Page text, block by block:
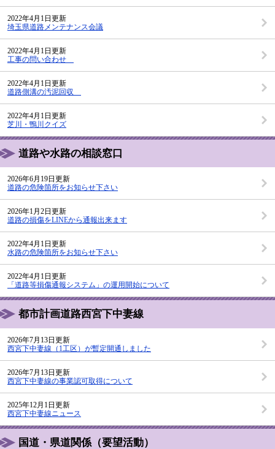
2022年4月1日更新
埼玉県道路メンテナンス会議
2022年4月1日更新
工事の問い合わせ
2022年4月1日更新
道路側溝の汚泥回収
2022年4月1日更新
芝川・鴨川クイズ
道路や水路の相談窓口
2026年6月19日更新
道路の危険箇所をお知らせ下さい
2026年1月2日更新
道路の損傷をLINEから通報出来ます
2022年4月1日更新
水路の危険箇所をお知らせ下さい
2022年4月1日更新
「道路等損傷通報システム」の運用開始について
都市計画道路西宮下中妻線
2026年7月13日更新
西宮下中妻線（1工区）が暫定開通しました
2026年7月13日更新
西宮下中妻線の事業認可取得について
2025年12月1日更新
西宮下中妻線ニュース
国道・県道関係（要望活動）